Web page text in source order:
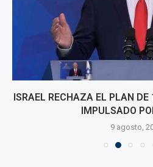
ISRAEL RECHAZA EL PLAN
IMPULSADO
9 agosto,